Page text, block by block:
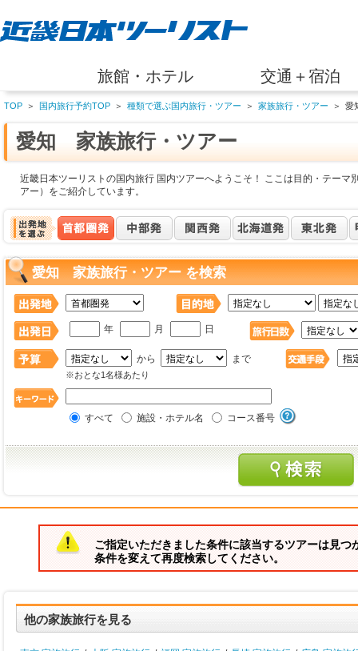
旅館・ホテル 交通＋宿泊
TOP ＞ 国内旅行予約TOP ＞ 種類で選ぶ国内旅行・ツアー ＞ 家族旅行・ツアー ＞ 愛
愛知 家族旅行・ツアー
近畿日本ツーリストの国内旅行 国内ツアーへようこそ！ ここは目的・テー
アー）をご紹介しています。
愛知 家族旅行・ツアー を検索
年 月 日
から まで
※おとな1名様あたり
すべて 施設・ホテル名 コース番号
ご指定いただきました条件に該当するツアーは見つ
条件を変えて再度検索してください。
他の家族旅行を見る